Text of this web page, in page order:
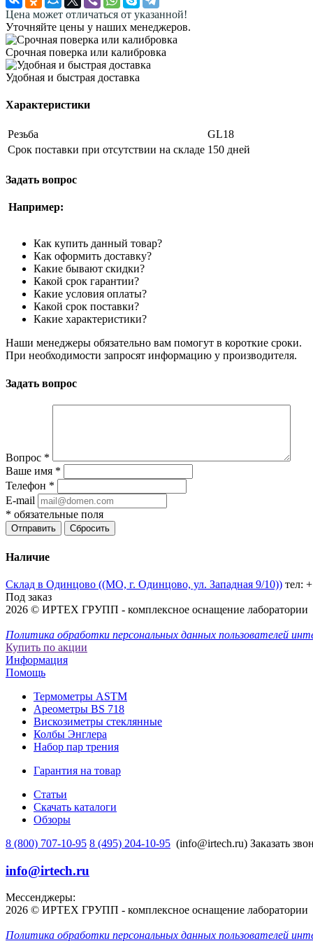
Цена может отличаться от указанной!
Уточняйте цены у наших менеджеров.
Срочная поверка или калибровка
Удобная и быстрая доставка
Характеристики
Резьба
GL18
Срок поставки при отсутствии на складе 150 дней
Задать вопрос
Например:
Как купить данный товар?
Как оформить доставку?
Какие бывают скидки?
Какой срок гарантии?
Какие условия оплаты?
Какой срок поставки?
Какие характеристики?
Наши менеджеры обязательно вам помогут в короткие сроки.
При необходимости запросят информацию у производителя.
Задать вопрос
Вопрос *
Ваше имя *
Телефон *
E-mail
* обязательные поля
Отправить Сбросить
Наличие
Склад в Одинцово ((МО, г. Одинцово, ул. Западная 9/10)) тел:
Под заказ
2026 © ИРТЕХ ГРУПП - комплексное оснащение лаборатории
Политика обработки персональных данных пользователей
Купить по акции
Информация
Помощь
Термометры ASTM
Ареометры BS 718
Вискозиметры стеклянные
Колбы Энглера
Набор пар трения
Гарантия на товар
Статьи
Скачать каталоги
Обзоры
8 (800) 707-10-95 8 (495) 204-10-95 (info@irtech.ru) Заказать
info@irtech.ru
Мессенджеры:
2026 © ИРТЕХ ГРУПП - комплексное оснащение лаборатории
Политика обработки персональных данных пользователей